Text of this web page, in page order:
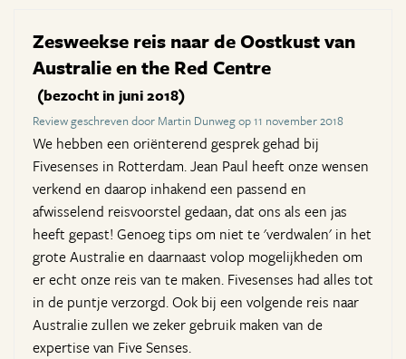
Zesweekse reis naar de Oostkust van
Australie en the Red Centre
(bezocht in juni 2018)
Review geschreven door Martin Dunweg op 11 november 2018
We hebben een oriënterend gesprek gehad bij
Fivesenses in Rotterdam. Jean Paul heeft onze wensen
verkend en daarop inhakend een passend en
afwisselend reisvoorstel gedaan, dat ons als een jas
heeft gepast! Genoeg tips om niet te 'verdwalen' in het
grote Australie en daarnaast volop mogelijkheden om
er echt onze reis van te maken. Fivesenses had alles tot
in de puntje verzorgd. Ook bij een volgende reis naar
Australie zullen we zeker gebruik maken van de
expertise van Five Senses.